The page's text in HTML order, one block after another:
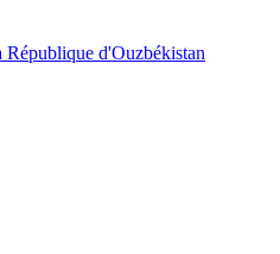
d'Ouzbékistan